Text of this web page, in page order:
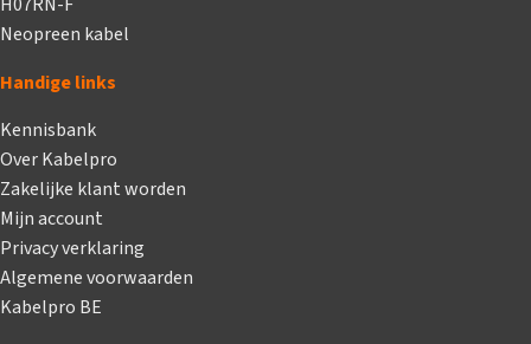
Neopreen kabel
Handige links
Kennisbank
Over Kabelpro
Zakelijke klant worden
Mijn account
Privacy verklaring
Algemene voorwaarden
Kabelpro BE